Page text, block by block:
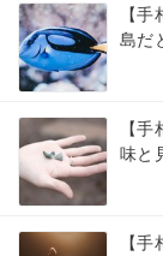
【
島だ
【
味と
【